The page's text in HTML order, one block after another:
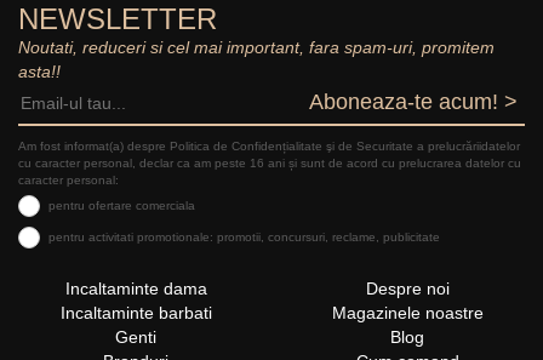
NEWSLETTER
Noutati, reduceri si cel mai important, fara spam-uri, promitem
asta!!
Aboneaza-te acum! >
Am fost informat(a) despre Politica de Confidențialitate şi de Securitate a prelucrăriidatelor
cu caracter personal, declar ca am peste 16 ani și sunt de acord cu prelucrarea datelor cu
caracter personal:
pentru ofertare comerciala
pentru activitati promotionale: promotii, concursuri, reclame, publicitate
Incaltaminte dama
Incaltaminte barbati
Genti
Despre noi
Magazinele noastre
Blog